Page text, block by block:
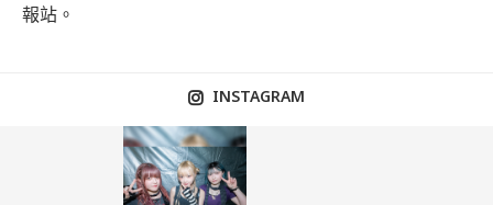
報站。
INSTAGRAM